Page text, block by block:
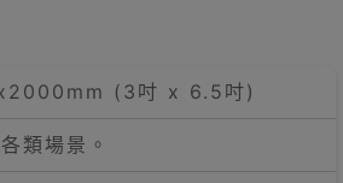
(3吋 x 6.5吋)
類場景。